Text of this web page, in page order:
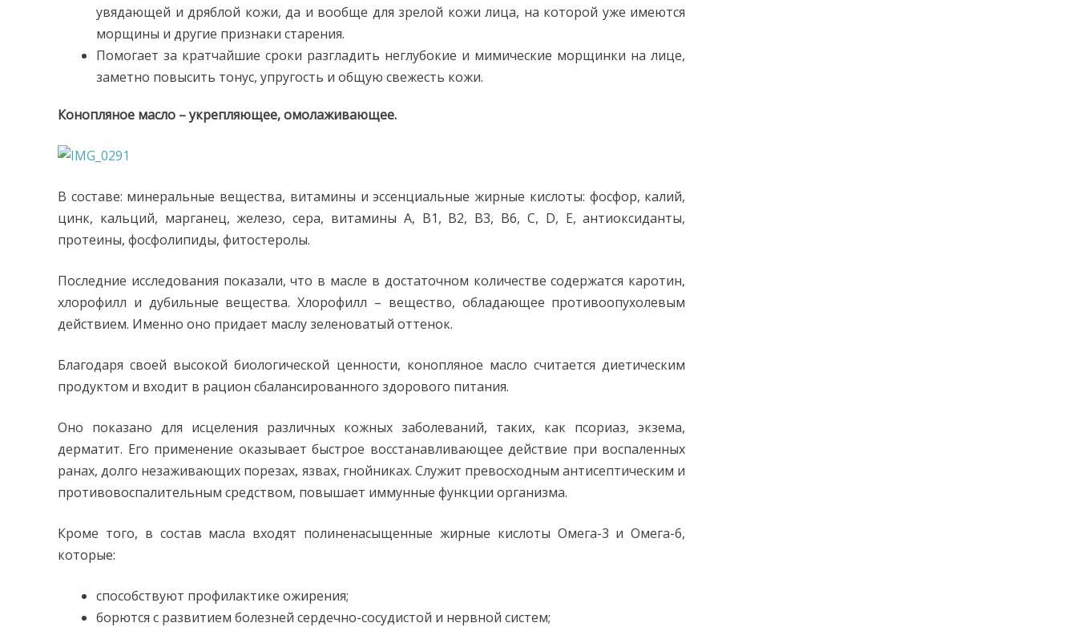
увядающей и дряблой кожи, да и вообще для зрелой кожи лица, на которой уже имеются
морщины и другие признаки старения.
Помогает за кратчайшие сроки разгладить неглубокие и мимические морщинки на лице,
заметно повысить тонус, упругость и общую свежесть кожи.
Конопляное масло – укрепляющее, омолаживающее.
В составе: минеральные вещества, витамины и эссенциальные жирные кислоты: фосфор, калий,
цинк, кальций, марганец, железо, сера, витамины А, В1, В2, В3, В6, С, D, Е, антиоксиданты,
протеины, фосфолипиды, фитостеролы.
Последние исследования показали, что в масле в достаточном количестве содержатся каротин,
хлорофилл и дубильные вещества. Хлорофилл – вещество, обладающее противоопухолевым
действием. Именно оно придает маслу зеленоватый оттенок.
Благодаря своей высокой биологической ценности, конопляное масло считается диетическим
продуктом и входит в рацион сбалансированного здорового питания.
Оно показано для исцеления различных кожных заболеваний, таких, как псориаз, экзема,
дерматит. Его применение оказывает быстрое восстанавливающее действие при воспаленных
ранах, долго незаживающих порезах, язвах, гнойниках. Служит превосходным антисептическим и
противовоспалительным средством, повышает иммунные функции организма.
Кроме того, в состав масла входят полиненасыщенные жирные кислоты Омега-3 и Омега-6,
которые:
способствуют профилактике ожирения;
борются с развитием болезней сердечно-сосудистой и нервной систем;